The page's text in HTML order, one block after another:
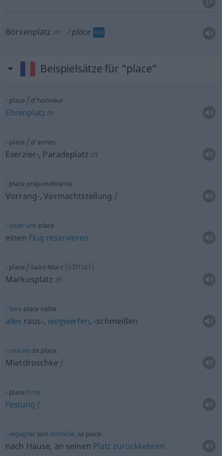
Börsenplatz m place FIN
Beispielsätze für "place"
placef d’honneur
Ehrenplatz m
placef d’armes
Exerzier-, Paradeplatz m
place prépondérante
Vorrang-, Vormachtstellung f
louer une place
einen Flug reservieren
placef Saint-Marc [sɛ̃mar]
Markusplatz m
faireplace nette
alles raus-,wegwerfen, -schmeißen
voiture de place
Mietdroschke f
placeforte
Festung f
regagner son domicile, sa place
nach Hause, an seinen Platz zurückkehren